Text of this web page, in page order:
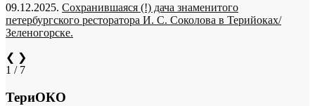
09.12.2025. Сохранившаяся (!) дача знаменитого
петербургского ресторатора И. С. Соколова в Терийоках/
Зеленогорске.
❮ ❯
1 / 7
ТериОКО